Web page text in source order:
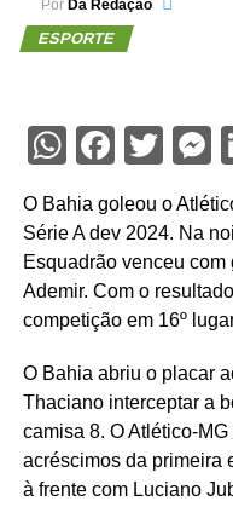
Por Da Redação
ESPORTE
O Bahia goleou o
Série A dev 2024. Na
Esquadrão venceu
Ademir. Com o
competição em 16º
O Bahia abriu o placar
Thaciano interceptar a
camisa 8. O Atlético-
acréscimos da primeira
à frente com Luciano